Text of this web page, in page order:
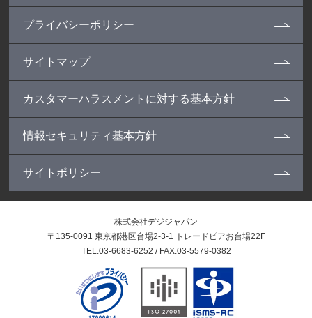
情報セキュリティ基本方針
サイトポリシー
プライバシーポリシー
サイトマップ
カスタマーハラスメントに対する基本方針
株式会社デジジャパン
〒135-0091 東京都港区台場2-3-1 トレードピアお台場22F
TEL.03-6683-6252 / FAX.03-5579-0382